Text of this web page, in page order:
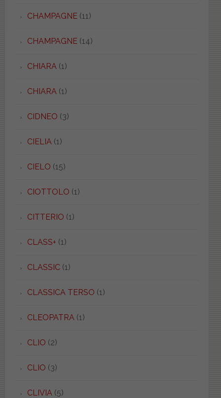
CHAMPAGNE(11)
CHAMPAGNE(14)
CHIARA (1)
CHIARA (1)
CIDNEO (3)
CIELIA (1)
CIELO (15)
CIOTTOLO (1)
CITTERIO (1)
CLASS+ (1)
CLASSIC(1)
CLASSICA TERSO (1)
CLEOPATRA (1)
CLIO (2)
CLIO (3)
CLIVIA (5)